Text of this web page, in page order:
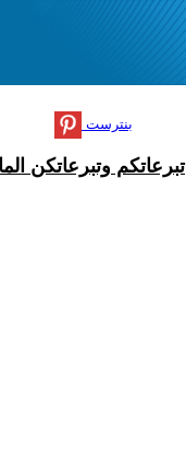
بنترست
تبرعاتكم وتبرعاتكن